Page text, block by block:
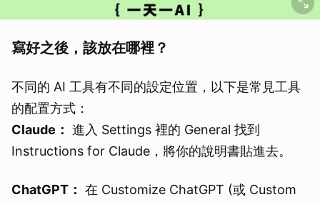
寫好之後，該放在哪裡？
不同的 AI 工具有不同的設定位置，以下是常見工具
的配置方式：
Claude： 進入 Settings 裡的 General 找到
Instructions for Claude，將你的說明書貼進去。
ChatGPT： 在 Customize ChatGPT (或 Custom